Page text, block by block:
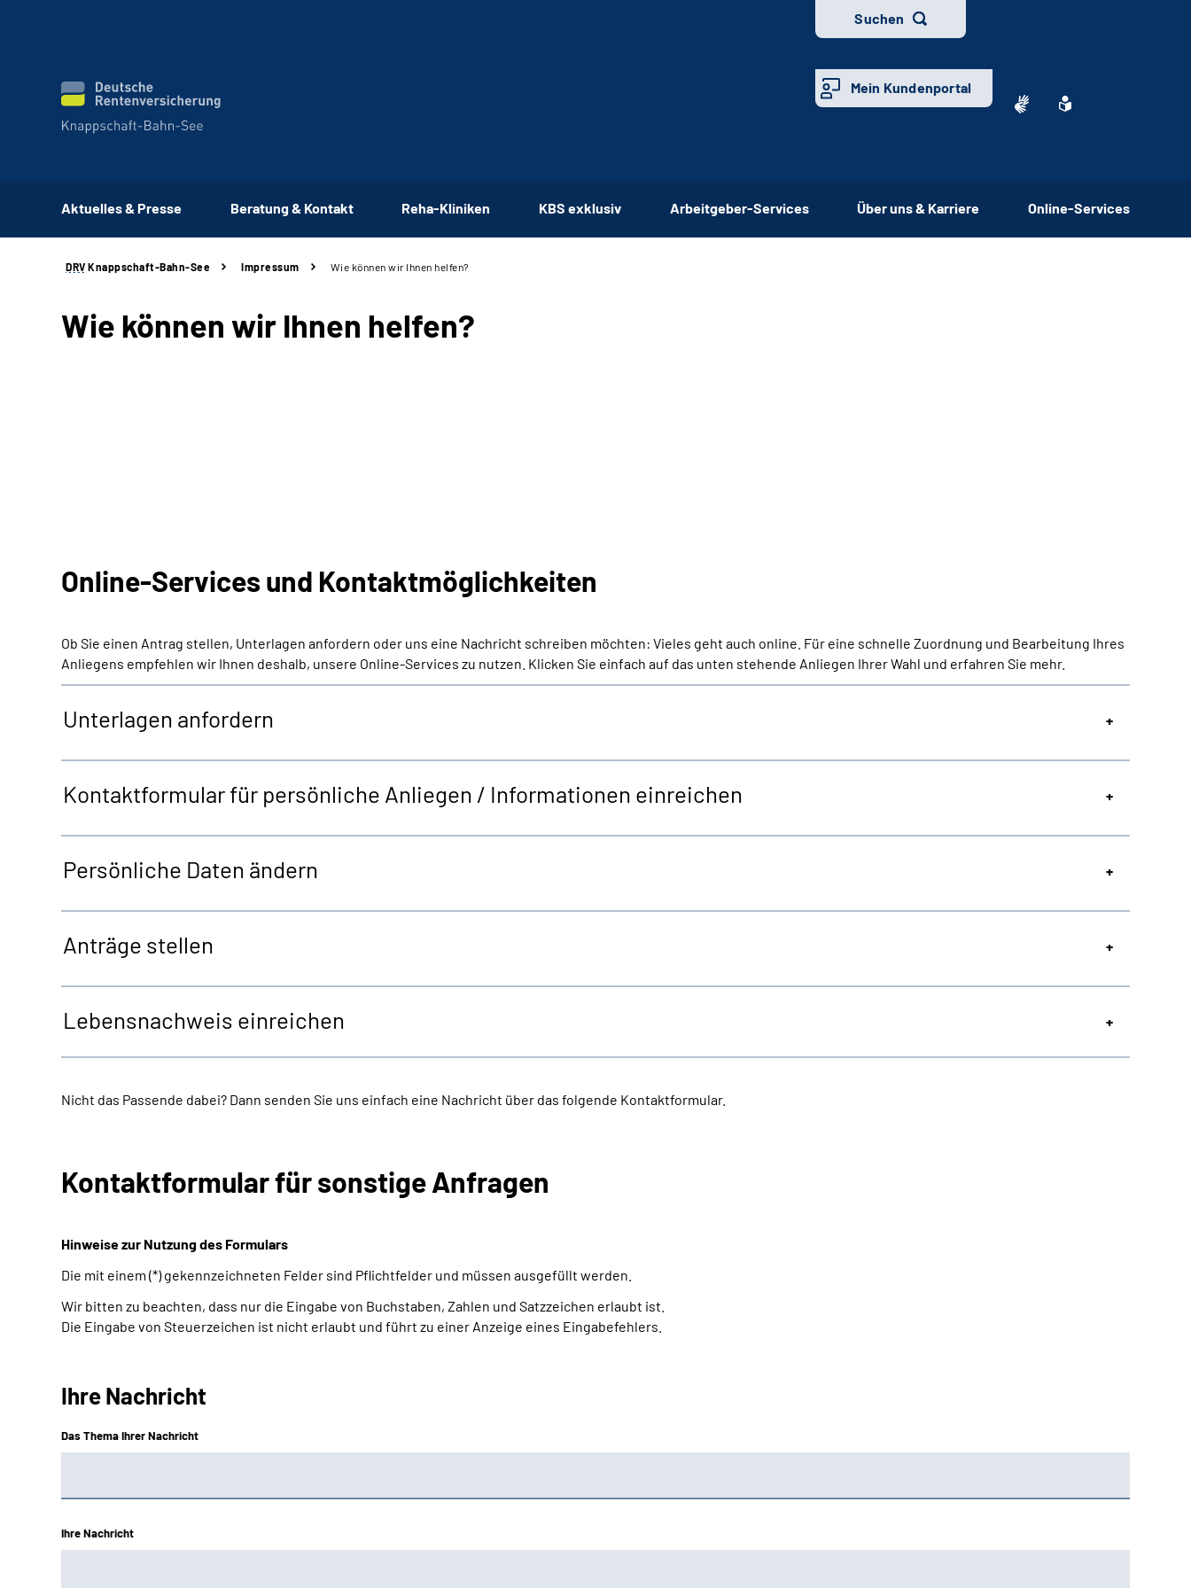
Suchen
Mein Kundenportal
Aktuelles & Presse Beratung & Kontakt Reha-Kliniken KBS exklusiv Arbeitgeber-Services Über uns & Karriere Online-Services
DRV Knappschaft-Bahn-See Impressum Wie können wir Ihnen helfen?
Wie können wir Ihnen helfen?
Online-Services und Kontaktmöglichkeiten
Ob Sie einen Antrag stellen, Unterlagen anfordern oder uns eine Nachricht schreiben möchten: Vieles geht auch online. Für eine schnelle Zuordnung und Bearbeitung Ihres
Anliegens empfehlen wir Ihnen deshalb, unsere Online-Services zu nutzen. Klicken Sie einfach auf das unten stehende Anliegen Ihrer Wahl und erfahren Sie mehr.
Unterlagen anfordern
Kontaktformular für persönliche Anliegen / Informationen einreichen
Persönliche Daten ändern
Anträge stellen
Lebensnachweis einreichen
Nicht das Passende dabei? Dann senden Sie uns einfach eine Nachricht über das folgende Kontaktformular.
Kontaktformular für sonstige Anfragen
Hinweise zur Nutzung des Formulars
Die mit einem (*) gekennzeichneten Felder sind Pflichtfelder und müssen ausgefüllt werden.
Wir bitten zu beachten, dass nur die Eingabe von Buchstaben, Zahlen und Satzzeichen erlaubt ist.
Die Eingabe von Steuerzeichen ist nicht erlaubt und führt zu einer Anzeige eines Eingabefehlers.
Ihre Nachricht
Das Thema Ihrer Nachricht
Ihre Nachricht